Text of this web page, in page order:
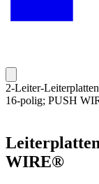
2-Leiter-
16-polig; PUSH
WIRE®